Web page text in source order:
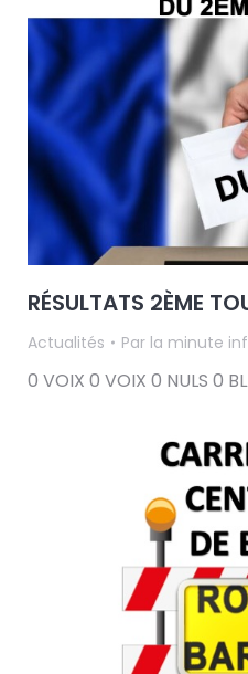
RÉSULTATS 2ÈME
Actualités Par la minute
0 VOIX 0 VOIX 0 NULS 0